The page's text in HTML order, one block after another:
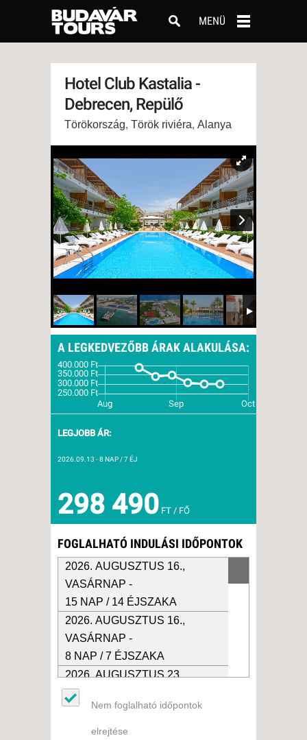
MENÜ
Hotel Club Kastalia -
Debrecen, Repülő
Törökország, Török riviéra, Alanya
A LEGKEDVEZŐBB ÁRAK ALAKULÁSA:
LEGJOBB ÁR:
2026.09.13 - 8 NAP / 7 ÉJ
298 490 FT / FŐ
FOGLALHATÓ INDULÁSI IDŐPONTOK
2026. AUGUSZTUS 16.,
VASÁRNAP -
15 NAP / 14 ÉJSZAKA
2026. AUGUSZTUS 16.,
VASÁRNAP -
8 NAP / 7 ÉJSZAKA
2026. AUGUSZTUS 23.,
VASÁRNAP -
15 NAP / 14 ÉJSZAKA
2026. AUGUSZTUS 23.,
Nem foglalható időpontok
elrejtése